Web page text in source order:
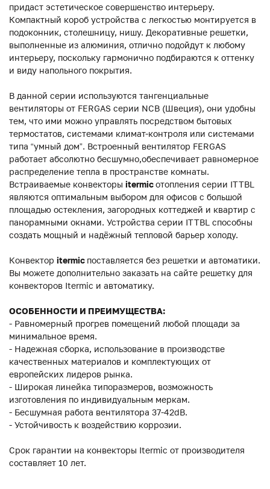
придаст эстетическое совершенство интерьеру.
Компактный короб устройства с легкостью монтируется в
подоконник, столешницу, нишу. Декоративные решетки,
выполненные из алюминия, отлично подойдут к любому
интерьеру, поскольку гармонично подбираются к оттенку
и виду напольного покрытия.
В данной серии используются тангенциальные
вентиляторы от FERGAS серии NCB (Швеция), они удобны
тем, что ими можно управлять посредством бытовых
термостатов, системами климат-контроля или системами
типа “умный дом”. Встроенный вентилятор FERGAS
работает абсолютно бесшумно,обеспечивает равномерное
распределение тепла в пространстве комнаты.
Встраиваемые конвекторы itermicотопления серии ITTBL
являются оптимальным выбором для офисов с большой
площадью остекления, загородных коттеджей и квартир с
панорамными окнами. Устройства серии ITTBL способны
создать мощный и надёжный тепловой барьер холоду.
Конвектор itermic поставляется без решетки и автоматики.
Вы можете дополнительно заказать на сайте решетку для
конвекторов Itermic и автоматику.
ОСОБЕННОСТИ И ПРЕИМУЩЕСТВА:
- Равномерный прогрев помещений любой площади за
минимальное время.
- Надежная сборка, использование в производстве
качественных материалов и комплектующих от
европейских лидеров рынка.
- Широкая линейка типоразмеров, возможность
изготовления по индивидуальным меркам.
- Бесшумная работа вентилятора 37-42dB.
- Устойчивость к воздействию коррозии.
Срок гарантии на конвекторы Itermic от производителя
составляет 10 лет.